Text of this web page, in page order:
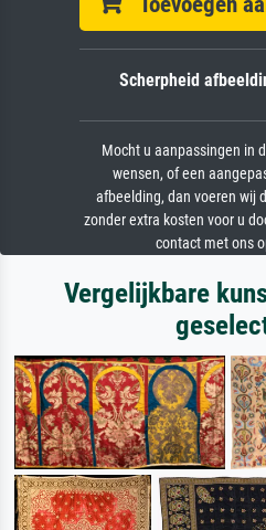
Scherpheid
Mocht u aanpassingen in
wensen, of een
afbeelding, dan voeren wij
zonder extra kosten voor u
contact met ons
Vergelijkbare